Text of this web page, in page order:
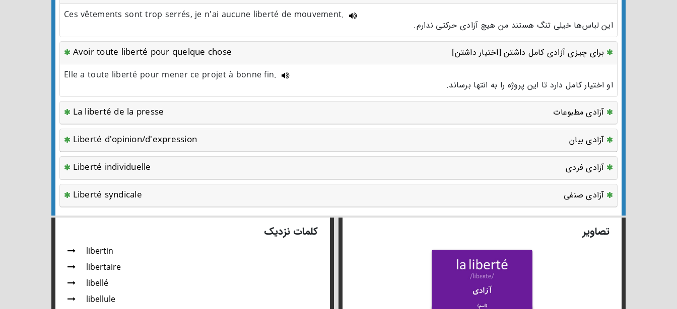
Ces vêtements sont trop serrés, je n'ai aucune liberté de mouvement.
این لباس‌ها خیلی تنگ هستند من هیچ آزادی حرکتی ندارم.
Avoir toute liberté pour quelque chose
برای چیزی آزادی کامل داشتن [اختیار داشتن]
Elle a toute liberté pour mener ce projet à bonne fin.
او اختیار کامل دارد تا این پروژه را به انتها برساند.
La liberté de la presse آزادی مطبوعات
Liberté d'opinion/d'expression آزادی بیان
Liberté individuelle آزادی فردی
Liberté syndicale آزادی صنفی
تصاویر کلمات نزدیک
libertin
libertaire
libellé
libellule